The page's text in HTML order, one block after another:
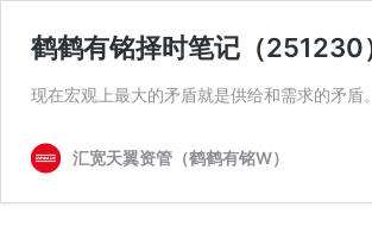
鹤鹤有铭择时笔记（
现在宏观上最大的矛盾就是供给和需求的矛
汇宽天翼资管（鹤鹤有铭W）